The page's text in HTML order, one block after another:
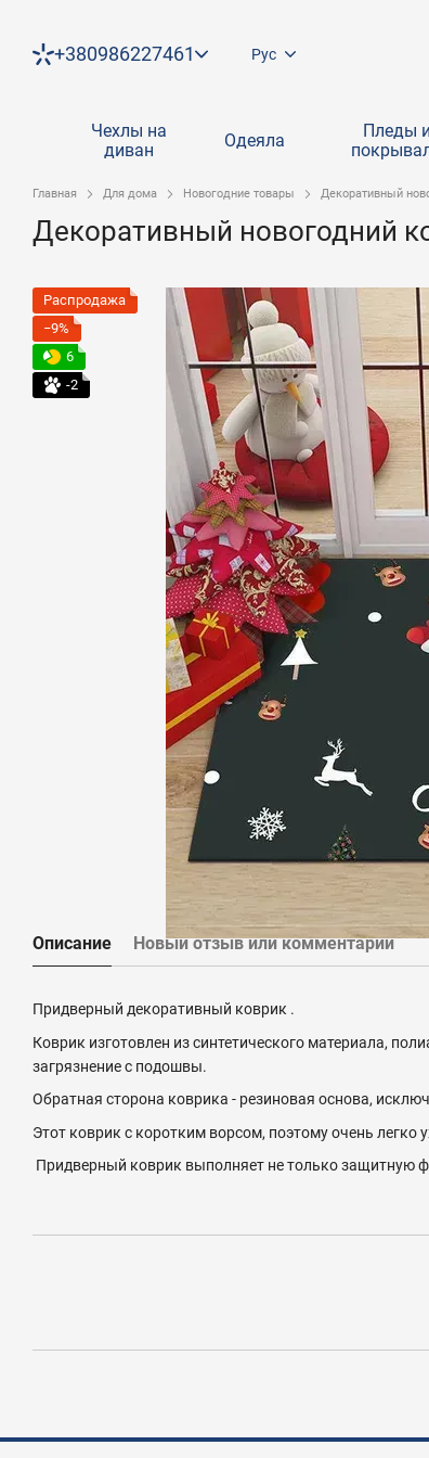
+380986227461 Рус
Чехлы на
диван
Одеяла
Пледы и
Главная Для дома Новогодние товары Декоративный
Декоративный новогодний
Распродажа
−9%
6
-2
Описание Новый отзыв или комментарий
Придверный декоративный коврик .
Коврик изготовлен из синтетического материала,
загрязнение с подошвы.
Обратная сторона коврика - резиновая основа,
Этот коврик с коротким ворсом, поэтому очень легко
Придверный коврик выполняет не только защитную